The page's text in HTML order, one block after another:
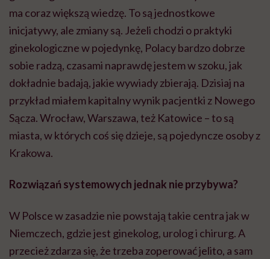
ma coraz większą wiedzę. To są jednostkowe
inicjatywy, ale zmiany są. Jeżeli chodzi o praktyki
ginekologiczne w pojedynkę, Polacy bardzo dobrze
sobie radzą, czasami naprawdę jestem w szoku, jak
dokładnie badają, jakie wywiady zbierają. Dzisiaj na
przykład miałem kapitalny wynik pacjentki z Nowego
Sącza. Wrocław, Warszawa, też Katowice – to są
miasta, w których coś się dzieje, są pojedyncze osoby z
Krakowa.
Rozwiązań systemowych jednak nie przybywa?
W Polsce w zasadzie nie powstają takie centra jak w
Niemczech, gdzie jest ginekolog, urolog i chirurg. A
przecież zdarza się, że trzeba zoperować jelito, a sam